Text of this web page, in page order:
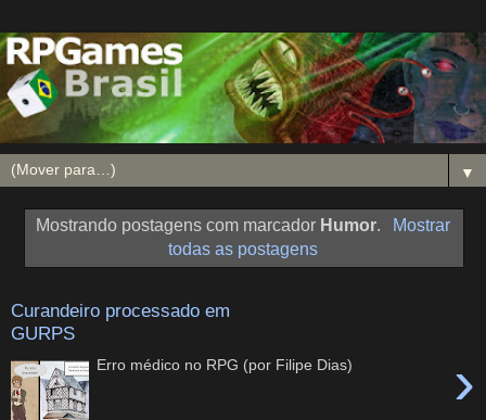
▼
Mostrando postagens com marcador Humor.
Mostrar
todas as postagens
Curandeiro processado em
GURPS
›
Erro médico no RPG (por Filipe Dias)